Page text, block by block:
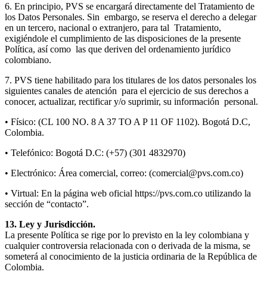
6. En principio, PVS se encargará directamente del Tratamiento de
los Datos Personales. Sin embargo, se reserva el derecho a delegar
en un tercero, nacional o extranjero, para tal Tratamiento,
exigiéndole el cumplimiento de las disposiciones de la presente
Política, así como las que deriven del ordenamiento jurídico
colombiano.
7. PVS tiene habilitado para los titulares de los datos personales los
siguientes canales de atención para el ejercicio de sus derechos a
conocer, actualizar, rectificar y/o suprimir, su información personal.
• Físico: (CL 100 NO. 8 A 37 TO A P 11 OF 1102). Bogotá D.C,
Colombia.
• Telefónico: Bogotá D.C: (+57) (301 4832970)
• Electrónico: Área comercial, correo: (comercial@pvs.com.co)
• Virtual: En la página web oficial https://pvs.com.co utilizando la
sección de “contacto”.
13. Ley y Jurisdicción.
La presente Política se rige por lo previsto en la ley colombiana y
cualquier controversia relacionada con o derivada de la misma, se
someterá al conocimiento de la justicia ordinaria de la República de
Colombia.